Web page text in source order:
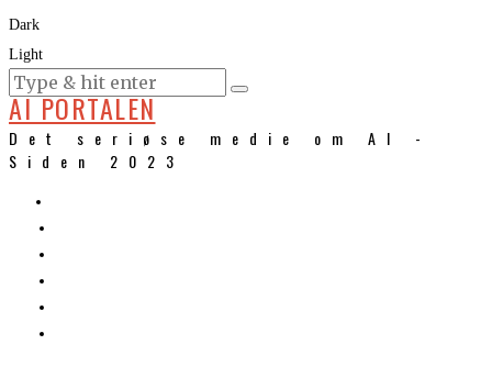
Dark
Light
KURSER
AI PORTALEN
Det seriøse medie om AI -
Siden 2023